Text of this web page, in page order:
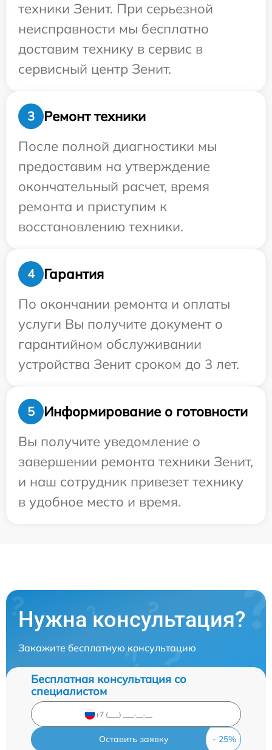
техники Зенит. При серьезной
неисправности мы бесплатно
доставим технику в сервис в
сервисный центр Зенит.
3
Ремонт техники
После полной диагностики мы
предоставим на утверждение
окончательный расчет, время
ремонта и приступим к
восстановлению техники.
4
Гарантия
По окончании ремонта и оплаты
услуги Вы получите документ о
гарантийном обслуживании
устройства Зенит сроком до 3 лет.
5
Информирование о готовности
Вы получите уведомление о
завершении ремонта техники Зенит,
и наш сотрудник привезет технику
в удобное место и время.
Нужна консультация?
Закажите бесплатную консультацию
Бесплатная консультация со
специалистом
Оставить заявку